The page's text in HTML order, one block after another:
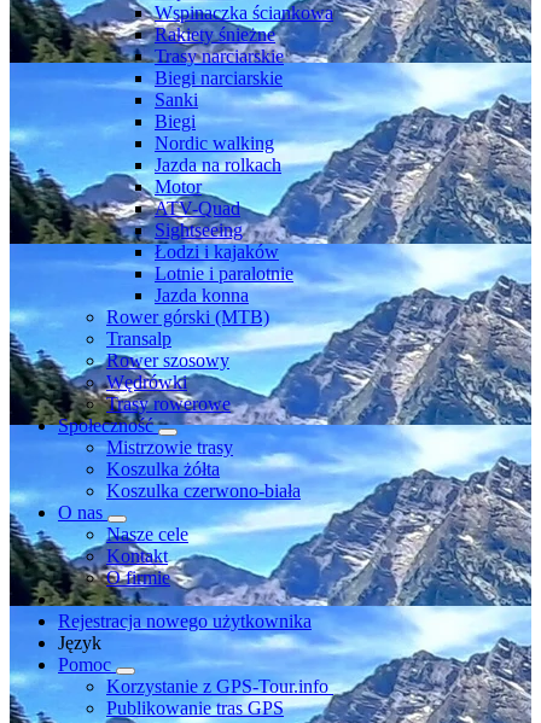
Wspinaczka ściankowa
Rakiety śnieżne
Trasy narciarskie
Biegi narciarskie
Sanki
Biegi
Nordic walking
Jazda na rolkach
Motor
ATV-Quad
Sightseeing
Łodzi i kajaków
Lotnie i paralotnie
Jazda konna
Rower górski (MTB)
Transalp
Rower szosowy
Wędrówki
Trasy rowerowe
Społeczność
Mistrzowie trasy
Koszulka żółta
Koszulka czerwono-biała
O nas
Nasze cele
Kontakt
O firmie
Rejestracja nowego użytkownika
Język
Pomoc
Korzystanie z GPS-Tour.info
Publikowanie tras GPS